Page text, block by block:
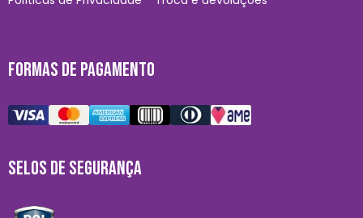
FORMAS DE PAGAMENTO
SELOS DE SEGURANÇA